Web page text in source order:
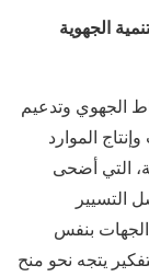
الجهوية
الجهوي وتدعيم
الموارد
التي أضحى
التسيير
بنفس
يتجه نحو منح